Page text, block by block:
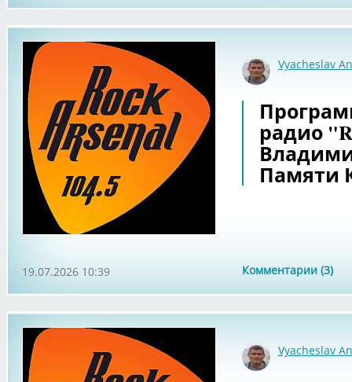
Vyacheslav
радио
Памяти
Комментарии (3)
19.07.2026 10:39
Vyacheslav